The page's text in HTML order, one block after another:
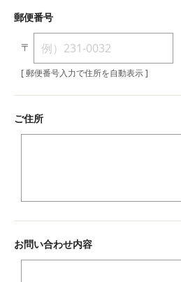
郵便番号
〒
[ 郵便番号入力で住所を自動表示 ]
ご住所
お問い合わせ内容